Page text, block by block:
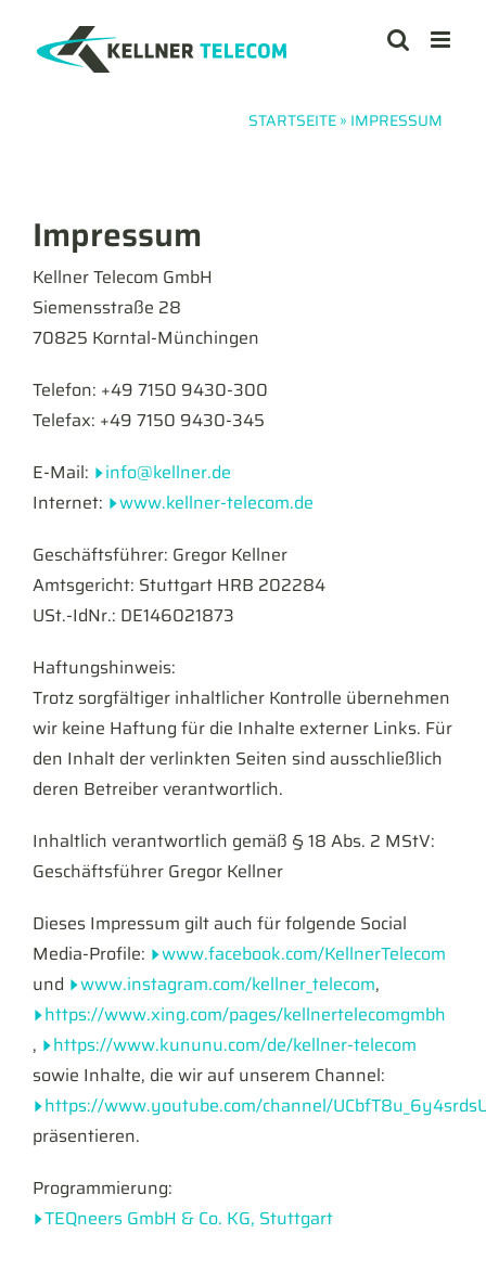
Inhalt
springen
STARTSEITE» IMPRESSUM
Impressum
Kellner Telecom GmbH
Siemensstraße 28
70825 Korntal-Münchingen
Telefon: +49 7150 9430-300
Telefax: +49 7150 9430-345
E-Mail:
info@kellner.de
Internet:
www.kellner-telecom.de
Geschäftsführer: Gregor Kellner
Amtsgericht: Stuttgart HRB 202284
USt.-IdNr.: DE146021873
Haftungshinweis:
Trotz sorgfältiger inhaltlicher Kontrolle übernehmen
wir keine Haftung für die Inhalte externer Links. Für
den Inhalt der verlinkten Seiten sind ausschließlich
deren Betreiber verantwortlich.
Inhaltlich verantwortlich gemäß § 18 Abs. 2 MStV:
Geschäftsführer Gregor Kellner
Dieses Impressum gilt auch für folgende Social
Media-Profile:
www.facebook.com/KellnerTelecom
und
www.instagram.com/kellner_telecom,
https://www.xing.com/pages/kellnertelecomgmbh
,
https://www.kununu.com/de/kellner-telecom
sowie Inhalte, die wir auf unserem Channel:
https://www.youtube.com/channel/
präsentieren.
Programmierung:
TEQneers GmbH & Co. KG, Stuttgart